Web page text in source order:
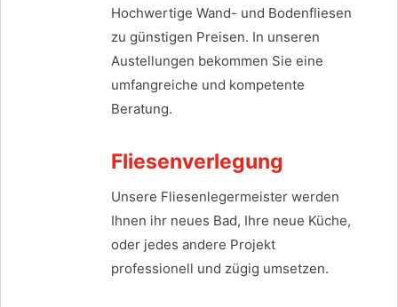
Hochwertige Wand- und Bodenfliesen
zu günstigen Preisen. In unseren
Austellungen bekommen Sie eine
umfangreiche und kompetente
Beratung.
Fliesenverlegung
Unsere Fliesenlegermeister werden
Ihnen ihr neues Bad, Ihre neue Küche,
oder jedes andere Projekt
professionell und zügig umsetzen.